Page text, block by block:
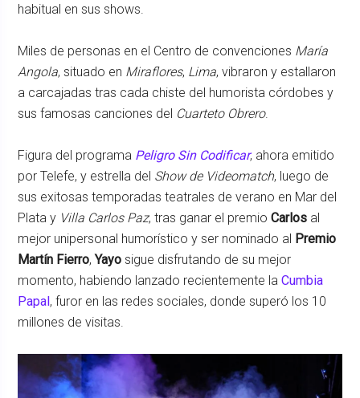
habitual en sus shows.
Miles de personas en el Centro de convenciones María
Angola, situado en Miraflores, Lima, vibraron y estallaron
a carcajadas tras cada chiste del humorista córdobes y
sus famosas canciones del Cuarteto Obrero.
Figura del programa Peligro Sin Codificar, ahora emitido
por Telefe, y estrella del Show de Videomatch, luego de
sus exitosas temporadas teatrales de verano en Mar del
Plata y Villa Carlos Paz, tras ganar el premio Carlos al
mejor unipersonal humorístico y ser nominado al Premio
Martín Fierro,Yayo sigue disfrutando de su mejor
momento, habiendo lanzado recientemente laCumbia
Papal, furor en las redes sociales, donde superó los 10
millones de visitas.